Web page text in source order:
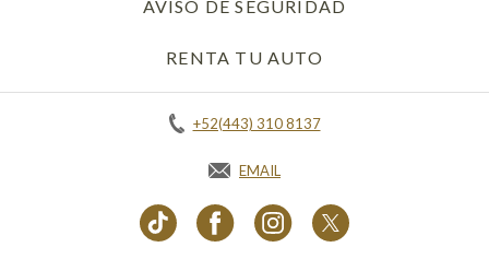
AVISO DE SEGURIDAD
RENTA TU AUTO
+52(443) 310 8137
EMAIL